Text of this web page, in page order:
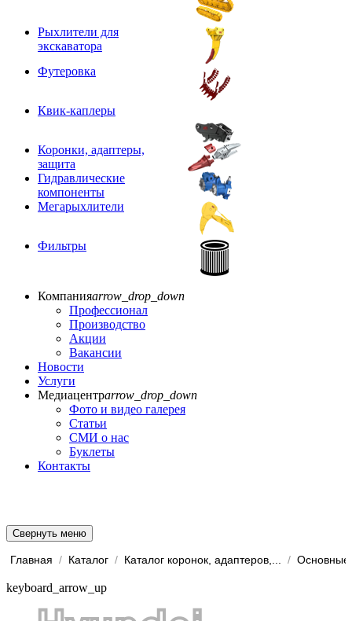
Рыхлители для
экскаватора
Футеровка
Квик-каплеры
Коронки, адаптеры,
защита
Гидравлические
компоненты
Мегарыхлители
Фильтры
Компанияarrow_drop_down
Профессионал
Производство
Акции
Вакансии
Новости
Услуги
Медиацентрarrow_drop_down
Фото и видео галерея
Статьи
СМИ о нас
Буклеты
Контакты
Свернуть меню
Главная / Каталог / Каталог коронок, адаптеров,... / Основные
keyboard_arrow_up